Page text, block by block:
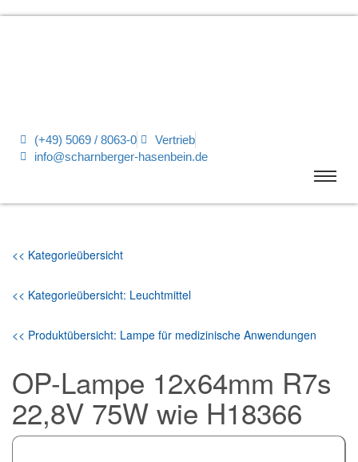
(+49) 5069 / 8063-0
Vertrieb
info@scharnberger-hasenbein.de
<< Kategorieübersicht
<< Kategorieübersicht: Leuchtmittel
<< Produktübersicht: Lampe für medizinische Anwendungen
OP-Lampe 12x64mm R7s
22,8V 75W wie H18366